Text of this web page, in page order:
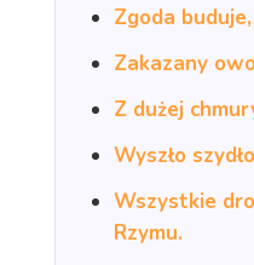
Zgoda
Zakazany
Z dużej
Wyszło
Wszystkie
Rzymu.